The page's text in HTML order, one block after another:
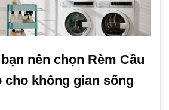
nên chọn Rèm Cầu
cho không gian sống